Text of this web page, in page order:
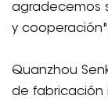
agradecemos
y
Quanzhou
de fabricación